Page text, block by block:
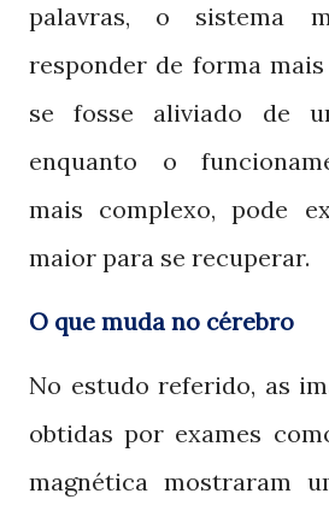
palavras, o sistema
responder de forma
se fosse aliviado de
enquanto o
mais complexo, pode
maior para se recuperar.
O que muda no cérebro
No estudo referido, as
obtidas por exames
magnética mostraram